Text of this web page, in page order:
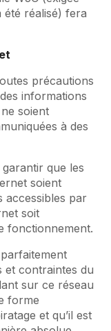
réalisé) fera
précautions
informations
soient
à des
que les
soient
accessibles par
soit
fonctionnement.
et contraintes du
sur ce réseau
forme
et qu’il est